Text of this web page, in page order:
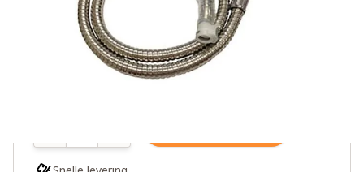
2 op voorraad